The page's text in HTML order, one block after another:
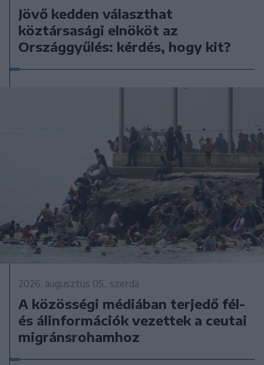
Jövő kedden választhat
köztársasági elnököt az
Országgyűlés: kérdés, hogy kit?
2026. augusztus 05., szerda
A közösségi médiában terjedő fél-
és álinformációk vezettek a ceutai
migránsrohamhoz